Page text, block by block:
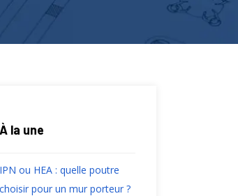
À la une
IPN ou HEA : quelle poutre
choisir pour un mur porteur ?